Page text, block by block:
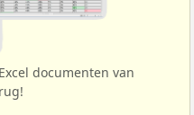
documenten van